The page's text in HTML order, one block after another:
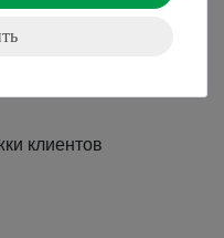
клиентов